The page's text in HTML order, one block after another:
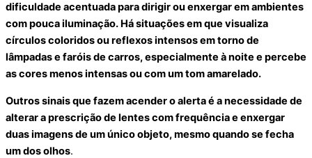
dificuldade acentuada para dirigir ou enxergar em ambientes
com pouca iluminação. Há situações em que visualiza
círculos coloridos ou reflexos intensos em torno de
lâmpadas e faróis de carros, especialmente à noite e percebe
as cores menos intensas ou com um tom amarelado.
Outros sinais que fazem acender o alerta é a necessidade de
alterar a prescrição de lentes com frequência e enxergar
duas imagens de um único objeto, mesmo quando se fecha
um dos olhos.